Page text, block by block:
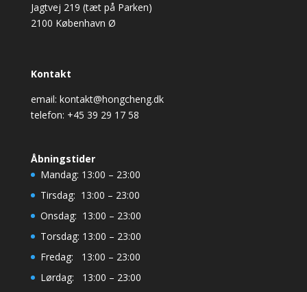
Jagtvej 219 (tæt på Parken)
2100 København Ø
Kontakt
email: kontakt@hongcheng.dk
telefon: +45 39 29 17 58
Åbningstider
Mandag: 13:00 – 23:00
Tirsdag: 13:00 – 23:00
Onsdag: 13:00 – 23:00
Torsdag: 13:00 – 23:00
Fredag: 13:00 – 23:00
Lørdag: 13:00 – 23:00